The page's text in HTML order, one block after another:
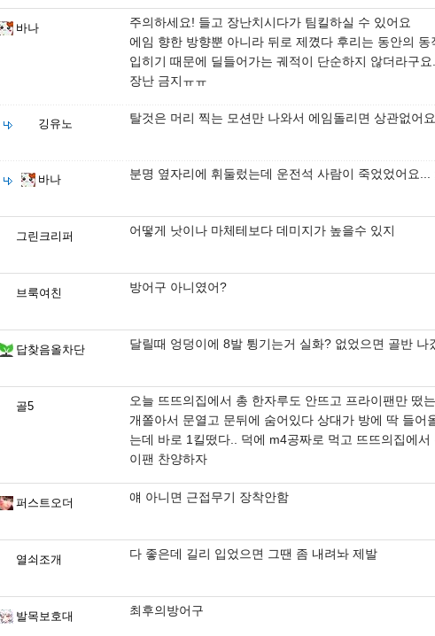
바나
주의하세요! 들고 장난치시다가 팀킬하실 수 있어요
에임 향한 방향뿐 아니라 뒤로 제꼈다 후리는 동안의 동
입히기 때문에 딜들어가는 궤적이 단순하지 않더라구
장난 금지ㅠㅠ
깅유노 탈것은 머리 찍는 모션만 나와서 에임돌리면 상관없어
바나 분명 옆자리에 휘둘렀는데 운전석 사람이 죽었었어요...
그린크리퍼 어떻게 낫이나 마체테보다 데미지가 높을수 있지
브룩여친 방어구 아니였어?
답찾음올차단 달릴때 엉덩이에 8발 튕기는거 실화? 없었으면 골반 나
골5
오늘 뜨뜨의집에서 총 한자루도 안뜨고 프라이팬만 떴
개쫄아서 문열고 문뒤에 숨어있다 상대가 방에 딱 들어
는데 바로 1킬떴다.. 덕에 m4공짜로 먹고 뜨뜨의집에
이팬 찬양하자
퍼스트오더 얘 아니면 근접무기 장착안함
열쇠조개 다 좋은데 길리 입었으면 그땐 좀 내려놔 제발
발목보호대 최후의방어구